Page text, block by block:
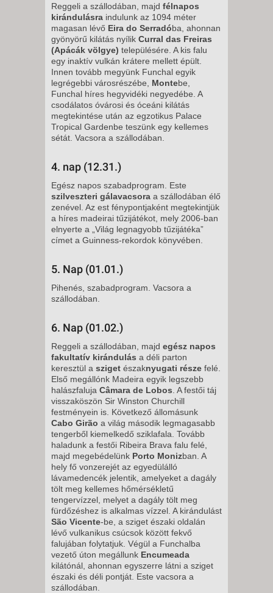
Reggeli a szállodában, majd félnapos
kirándulásra indulunk az 1094 méter
magasan lévő Eira do Serradóba, ahonnan
gyönyörű kilátás nyílik Curral das Freiras
(Apácák völgye) településére. A kis falu
egy inaktív vulkán krátere mellett épült.
Innen tovább megyünk Funchal egyik
legrégebbi városrészébe, Montebe,
Funchal híres hegyvidéki negyedébe. A
csodálatos óvárosi és óceáni kilátás
megtekintése után az egzotikus Palace
Tropical Gardenbe teszünk egy kellemes
sétát. Vacsora a szállodában.
4. nap (12.31.)
Egész napos szabadprogram. Este
szilveszteri gálavacsora a szállodában élő
zenével. Az est fénypontjaként megtekintjük
a híres madeirai tűzijátékot, mely 2006-ban
elnyerte a „Világ legnagyobb tűzijátéka”
címet a Guinness-rekordok könyvében.
5. Nap (01.01.)
Pihenés, szabadprogram. Vacsora a
szállodában.
6. Nap (01.02.)
Reggeli a szállodában, majd egész napos
fakultatív kirándulás a déli parton
keresztül a sziget északnyugati része felé.
Első megállónk Madeira egyik legszebb
halászfaluja Câmara de Lobos . A festői táj
visszaköszön Sir Winston Churchill
festményein is. Következő állomásunk
Cabo Girão a világ második legmagasabb
tengerből kiemelkedő sziklafala. Tovább
haladunk a festői Ribeira Brava falu felé,
majd megebédelünk Porto Monizban. A
hely fő vonzerejét az egyedülálló
lávamedencék jelentik, amelyeket a dagály
tölt meg kellemes hőmérsékletű
tengervízzel, melyet a dagály tölt meg
fürdőzéshez is alkalmas vízzel. A kirándulást
São Vicente-be, a sziget északi oldalán
lévő vulkanikus csúcsok között fekvő
falujában folytatjuk. Végül a Funchalba
vezető úton megállunk Encumeada
kilátónál, ahonnan egyszerre látni a sziget
északi és déli pontját. Este vacsora a
szállodában.